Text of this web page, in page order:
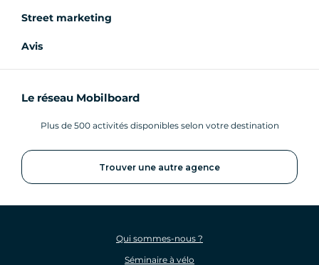
Street marketing
Avis
Le réseau Mobilboard
Plus de 500 activités disponibles selon votre destination
Trouver une autre agence
Qui sommes-nous ?
Séminaire à vélo